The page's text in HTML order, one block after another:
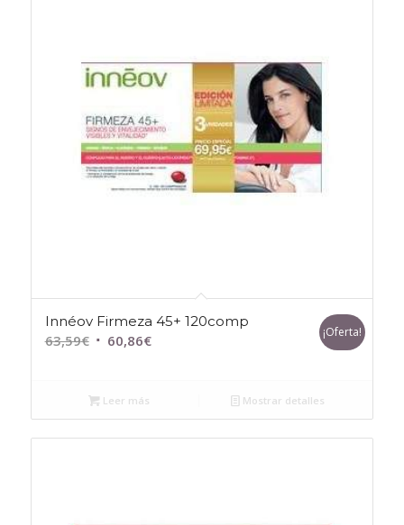
Innéov Firmeza 45+ 120comp
63,59€ El
era:
63,59€.
60,86€El
60,86€.
¡Oferta!
Leer más Mostrar detalles